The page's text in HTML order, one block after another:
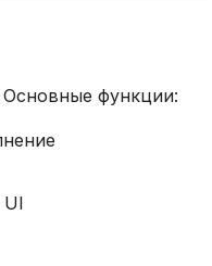
функции:
UI